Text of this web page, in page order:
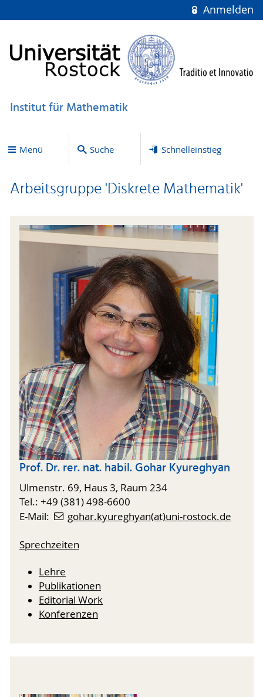
Anmelden
Institut für Mathematik
Menü Suche Schnelleinstieg
Arbeitsgruppe 'Diskrete Mathematik'
Prof. Dr. rer. nat. habil. Gohar Kyureghyan
Ulmenstr. 69, Haus 3, Raum 234
Tel.: +49 (381) 498-6600
E-Mail:
gohar.kyureghyan(at)uni-rostock.de
Sprechzeiten
Lehre
Publikationen
Editorial Work
Konferenzen